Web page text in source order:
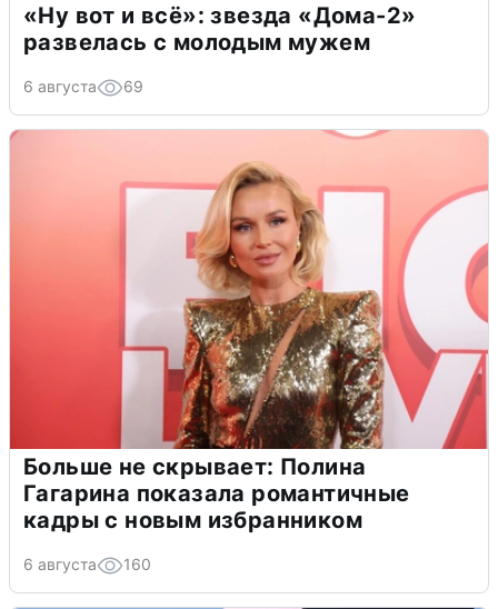
«Ну вот и всё»: звезда «Дома-2»
развелась с молодым мужем
6 августа 69
Больше не скрывает: Полина
Гагарина показала романтичные
кадры с новым избранником
6 августа 160